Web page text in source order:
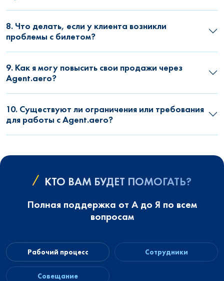
8. Что делать, если у клиента возникли
проблемы с билетом?
9. Как я могу повысить свои продажи через
Agent.aero?
10. Существуют ли ограничения или требования
для работы с Agent.aero?
КТО ВАМ БУДЕТ ПОМОГАТЬ?
Полная поддержка от А до Я по всем
вопросам
Рабочий процесс Сотрудники
Совещание